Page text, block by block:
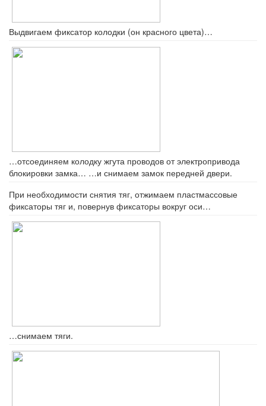
Выдвигаем фиксатор колодки (он красного цвета)…
…отсоединяем колодку жгута проводов от электропривода
блокировки замка… …и снимаем замок передней двери.
При необходимости снятия тяг, отжимаем пластмассовые
фиксаторы тяг и, повернув фиксаторы вокруг оси…
…снимаем тяги.